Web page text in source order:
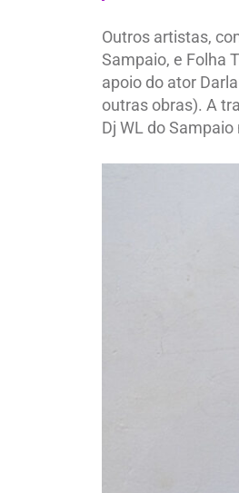
Outros artistas,
Sampaio, e Folha
apoio do ator
outras obras). A
Dj WL do Sampaio